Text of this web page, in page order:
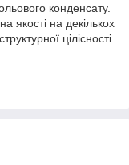
конденсату.
якості на декількох
цілісності